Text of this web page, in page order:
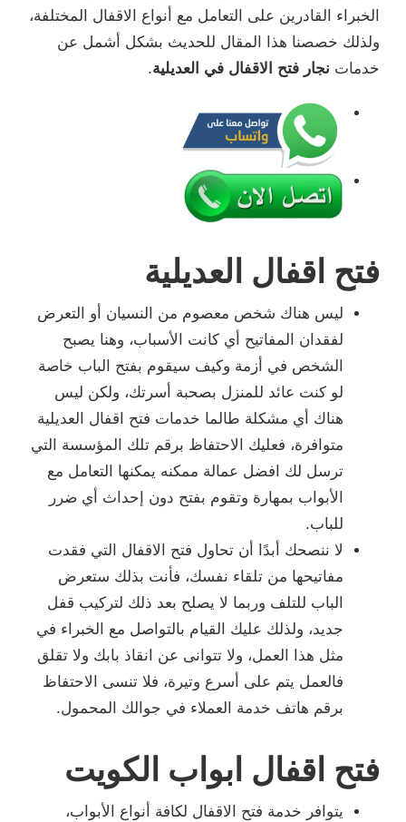
الخبراء القادرين على التعامل مع أنواع الاقفال المختلفة،
ولذلك خصصنا هذا المقال للحديث بشكل أشمل عن
خدمات نجار فتح الاقفال في العديلية.
فتح اقفال العديلية
ليس هناك شخص معصوم من النسيان أو التعرض
لفقدان المفاتيح أي كانت الأسباب، وهنا يصبح
الشخص في أزمة وكيف سيقوم بفتح الباب خاصة
لو كنت عائد للمنزل بصحبة أسرتك، ولكن ليس
هناك أي مشكلة طالما خدمات فتح اقفال العديلية
متوافرة، فعليك الاحتفاظ برقم تلك المؤسسة التي
ترسل لك افضل عمالة ممكنه يمكنها التعامل مع
الأبواب بمهارة وتقوم بفتح دون إحداث أي ضرر
للباب.
لا ننصحك أبدًا أن تحاول فتح الاقفال التي فقدت
مفاتيحها من تلقاء نفسك، فأنت بذلك ستعرض
الباب للتلف وربما لا يصلح بعد ذلك لتركيب قفل
جديد، ولذلك عليك القيام بالتواصل مع الخبراء في
مثل هذا العمل، ولا تتوانى عن انقاذ بابك ولا تقلق
فالعمل يتم على أسرع وتيرة، فلا تنسى الاحتفاظ
برقم هاتف خدمة العملاء في جوالك المحمول.
فتح اقفال ابواب الكويت
يتوافر خدمة فتح الاقفال لكافة أنواع الأبواب،